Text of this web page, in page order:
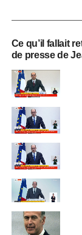
Ce qu’il fallait
de presse de